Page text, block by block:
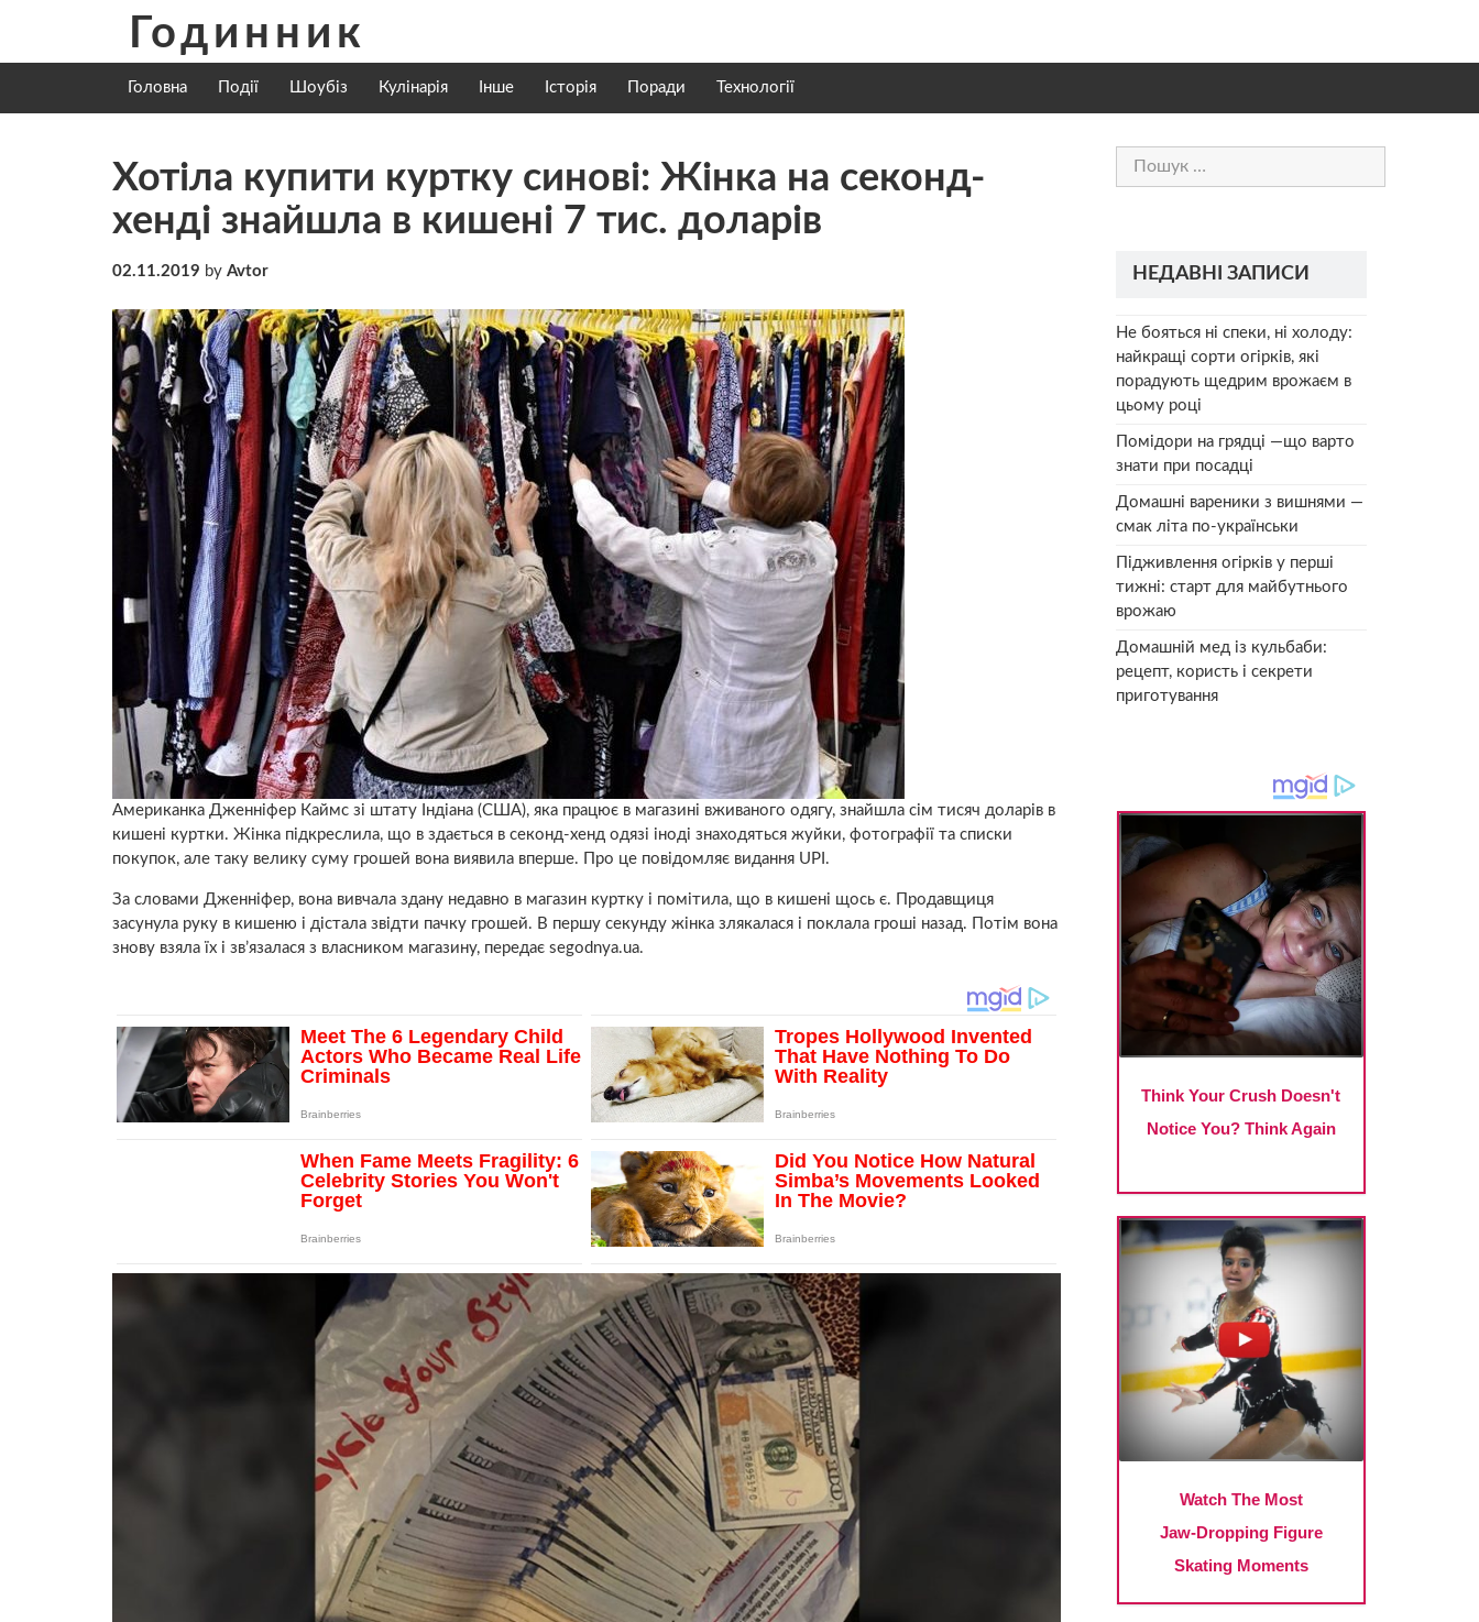
content
Годинник
Головна Події Шоубіз Кулінарія Інше Історія Поради Технології
Хотіла купити куртку синові: Жінка на секонд-
хенді знайшла в кишені 7 тис. доларів
02.11.2019 by Avtor
Американка Дженніфер Каймс зі штату Індіана (США), яка працює в магазині вживаного одягу, знайшла сім тисяч доларів в
кишені куртки. Жінка підкреслила, що в здається в секонд-хенд одязі іноді знаходяться жуйки, фотографії та списки
покупок, але таку велику суму грошей вона виявила вперше. Про це повідомляє видання UPI.
За словами Дженніфер, вона вивчала здану недавно в магазин куртку і помітила, що в кишені щось є. Продавщиця
засунула руку в кишеню і дістала звідти пачку грошей. В першу секунду жінка злякалася і поклала гроші назад. Потім вона
знову взяла їх і зв’язалася з власником магазину, передає segodnya.ua.
Пошук:
НЕДАВНІ ЗАПИСИ
Не бояться ні спеки, ні холоду:
найкращі сорти огірків, які
порадують щедрим врожаєм в
цьому році
Помідори на грядці —що варто
знати при посадці
Домашні вареники з вишнями —
смак літа по-українськи
Підживлення огірків у перші
тижні: старт для майбутнього
врожаю
Домашній мед із кульбаби:
рецепт, користь і секрети
приготування